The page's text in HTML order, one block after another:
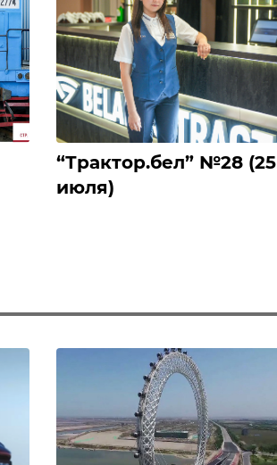
‎“Трактор.бел” №28 (25
июля)